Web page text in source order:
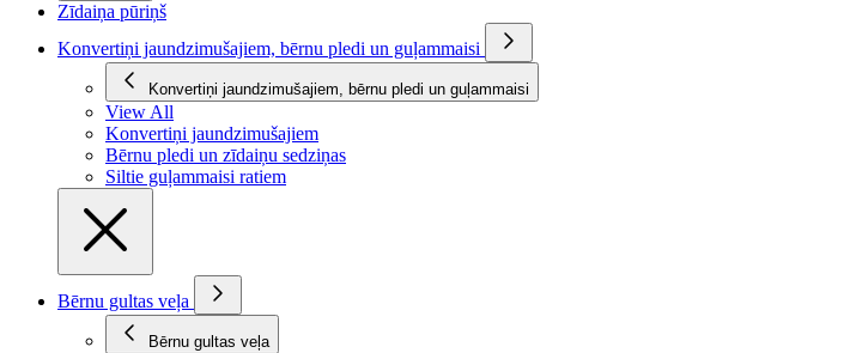
Zīdaiņa pūriņš
Konvertiņi jaundzimušajiem, bērnu pledi un guļammaisi
Konvertiņi jaundzimušajiem, bērnu pledi un guļammaisi
View All
Konvertiņi jaundzimušajiem
Bērnu pledi un zīdaiņu sedziņas
Siltie guļammaisi ratiem
Bērnu gultas veļa
Bērnu gultas veļa